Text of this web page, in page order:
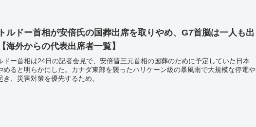
ルドー首相が安倍氏の国葬出席を取りやめ、G7首脳は一人も出
海外からの代表出席者一覧】
ドー首相は24日の記者会見で、安倍晋三元首相の国葬のために予定していた日本
めると明らかにした。カナダ東部を襲ったハリケーン級の暴風雨で大規模な停電や
き、災害対策を優先するため。